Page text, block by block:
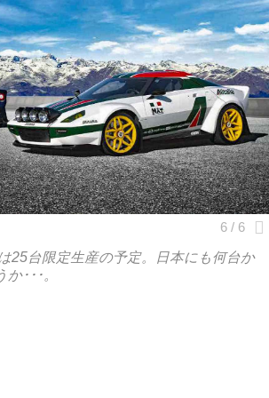
25台限定生産の予定。日本にも何台か
･･･。